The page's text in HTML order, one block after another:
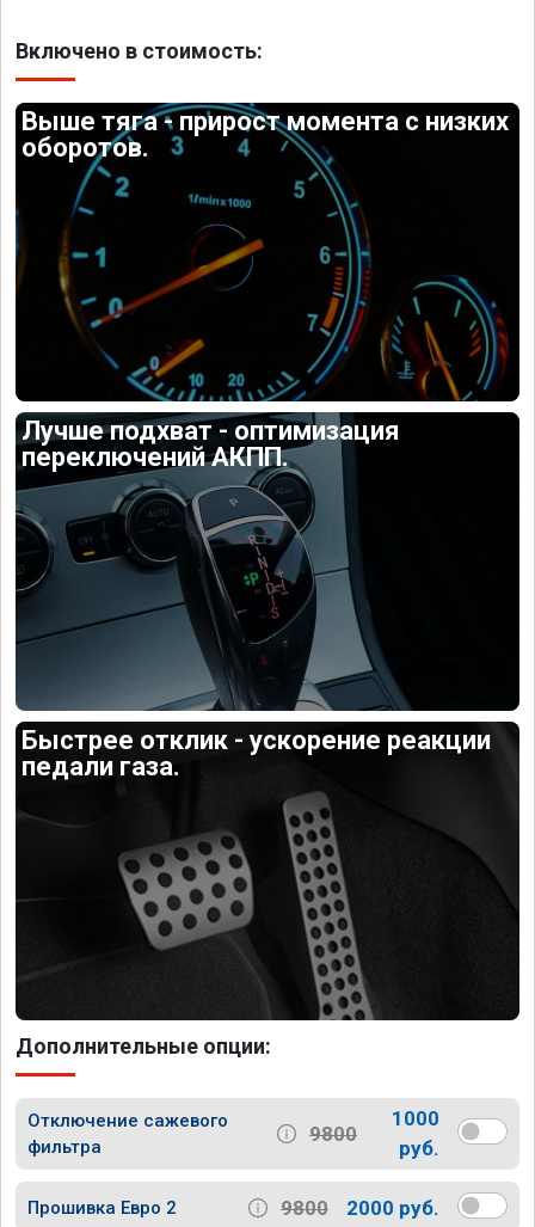
Включено в стоимость:
Выше тяга - прирост момента с низких
оборотов.
Лучше подхват - оптимизация
переключений АКПП.
Быстрее отклик - ускорение реакции
педали газа.
Дополнительные опции:
Отключение сажевого
фильтра
9800
1000
руб.
Прошивка Евро 2 9800 2000 руб.